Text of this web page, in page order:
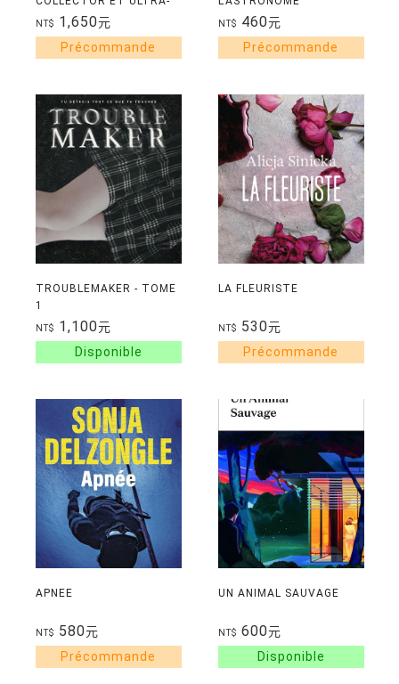
NOIR - 3 NOUVELLES
POUR LA PREMIERE FOIS
REUNIES
NT$ 1,650元 NT$ 460元
TROUBLEMAKER - TOME
1
NT$ 1,100元
LA FLEURISTE
NT$ 530元
APNEE
NT$ 580元
UN ANIMAL SAUVAGE
NT$ 600元